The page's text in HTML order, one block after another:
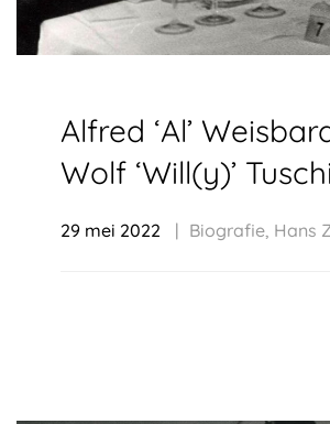
Alfred ‘Al’
Wolf ‘Will(y)’
29 mei 2022 Biografie Hans